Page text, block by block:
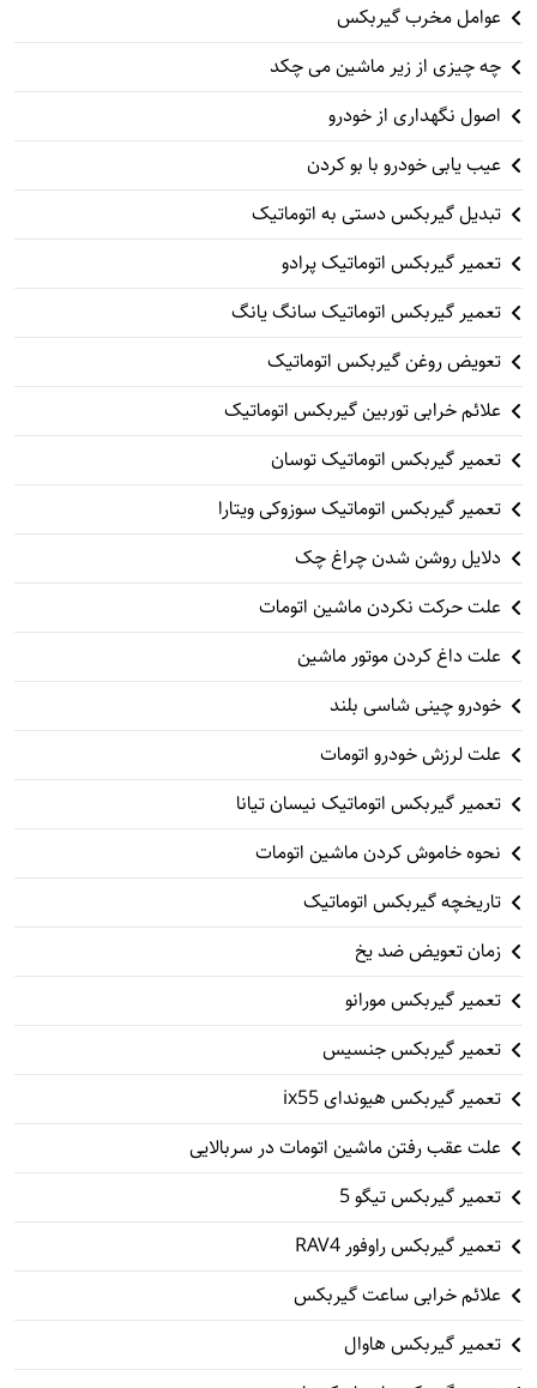
عوامل مخرب گیربکس
چه چیزی از زیر ماشین می چکد
اصول نگهداری از خودرو
عیب یابی خودرو با بو کردن
تبدیل گیربکس دستی به اتوماتیک
تعمیر گیربکس اتوماتیک پرادو
تعمیر گیربکس اتوماتیک سانگ یانگ
تعویض روغن گیربکس اتوماتیک
علائم خرابی توربین گیربکس اتوماتیک
تعمیر گیربکس اتوماتیک توسان
تعمیر گیربکس اتوماتیک سوزوکی ویتارا
دلایل روشن شدن چراغ چک
علت حرکت نکردن ماشین اتومات
علت داغ کردن موتور ماشین
خودرو چینی شاسی بلند
علت لرزش خودرو اتومات
تعمیر گیربکس اتوماتیک نیسان تیانا
نحوه خاموش کردن ماشین اتومات
تاریخچه گیربکس اتوماتیک
زمان تعویض ضد یخ
تعمیر گیربکس مورانو
تعمیر گیربکس جنسیس
تعمیر گیربکس هیوندای ix55
علت عقب رفتن ماشین اتومات در سربالایی
تعمیر گیربکس تیگو 5
تعمیر گیربکس راوفور RAV4
علائم خرابی ساعت گیربکس
تعمیر گیربکس هاوال